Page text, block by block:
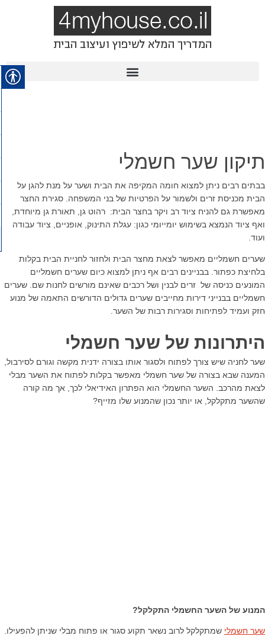
תיקון שער חשמלי
בבתים רבים ניתן למצוא חומה המקיפה את הבית ושער על מנת להגן על
הבית מכניסת זרים ולשמור על הפרטיות של בני המשפחה. סגירת החצר
מאפשרת גם להניח ציוד רב ויקר בחצר הבית: רהוט גן, תאורת גן מיוחדת,
ואף ציוד הנמצא בשימוש יומייומי כגון: עגלת התינוק, אופניים, ציוד עבודה
ועוד.
שערים חשמליים מאפשר לצאת מחצר הבית ולחזור לחניית הבית בקלות
בלחיצת כפתור. בבניינים רבים אף ניתן למצוא כיום שערים חשמליים
המונעים כניסה של זרים לבנין ושל רכבים שאינם מורשים לחנות שם. שערים
חשמליים בבנייני דירות מחייבים שערים גדולים הדורשים התאמה של מנוע
חזק ועמיד לפתיחות וסגירות רבות של השער.
היתרונות של שער חשמלי
שער לחניה שיש צורך לפתוח ולסגור אותו בצורה ידנית מקשה וגורם לסירבול,
המענה שבא בצורה של שער חשמלי מאפשר בקלות לפתוח את השער מבלי
לצאת מהרכב. השער החשמלי הוא הפתרון האידיאלי לכך, אך מה קורה
שהשער מתקלקל, או יותר נכון שהמנוע שלו מזייף?
המנוע של השער החשמלי התקלקל?
שער חשמלי שמתקלקל לרוב נשאר תקוע סגור או פתוח מבלי שניתן להפעילו.